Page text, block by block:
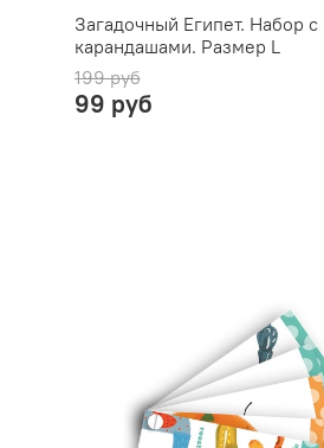
Загадочный Египет. Набор с
карандашами. Размер L
199 руб
99 руб